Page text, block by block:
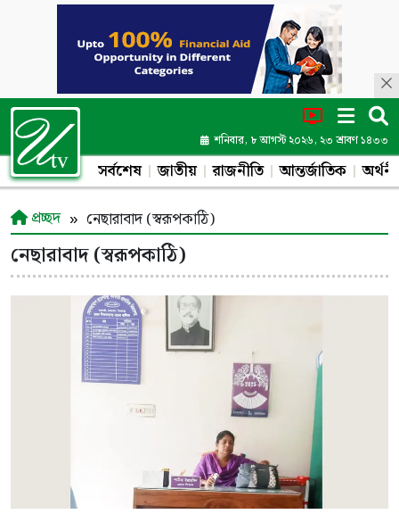
শনিবার, ৮ আগস্ট ২০২৬, ২৩ শ্রাবণ ১৪৩৩
সর্বশেষ জাতীয় রাজনীতি আন্তর্জাতিক
প্রচ্ছদ
নেছারাবাদ (স্বরূপকাঠি)
নেছারাবাদ (স্বরূপকাঠি)